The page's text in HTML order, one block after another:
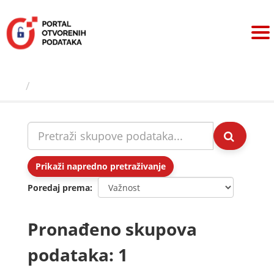
sadržaj
Prikaži napredno pretraživanje
Poredaj prema
Pronađeno skupova
podataka: 1